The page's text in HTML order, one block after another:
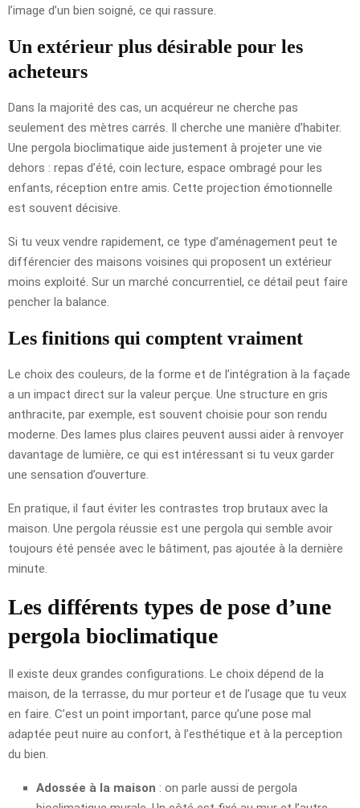
l’image d’un bien soigné, ce qui rassure.
Un extérieur plus désirable pour les
acheteurs
Dans la majorité des cas, un acquéreur ne cherche pas
seulement des mètres carrés. Il cherche une manière d’habiter.
Une pergola bioclimatique aide justement à projeter une vie
dehors : repas d’été, coin lecture, espace ombragé pour les
enfants, réception entre amis. Cette projection émotionnelle
est souvent décisive.
Si tu veux vendre rapidement, ce type d’aménagement peut te
différencier des maisons voisines qui proposent un extérieur
moins exploité. Sur un marché concurrentiel, ce détail peut faire
pencher la balance.
Les finitions qui comptent vraiment
Le choix des couleurs, de la forme et de l’intégration à la façade
a un impact direct sur la valeur perçue. Une structure en gris
anthracite, par exemple, est souvent choisie pour son rendu
moderne. Des lames plus claires peuvent aussi aider à renvoyer
davantage de lumière, ce qui est intéressant si tu veux garder
une sensation d’ouverture.
En pratique, il faut éviter les contrastes trop brutaux avec la
maison. Une pergola réussie est une pergola qui semble avoir
toujours été pensée avec le bâtiment, pas ajoutée à la dernière
minute.
Les différents types de pose d’une
pergola bioclimatique
Il existe deux grandes configurations. Le choix dépend de la
maison, de la terrasse, du mur porteur et de l’usage que tu veux
en faire. C’est un point important, parce qu’une pose mal
adaptée peut nuire au confort, à l’esthétique et à la perception
du bien.
Adossée à la maison : on parle aussi de pergola